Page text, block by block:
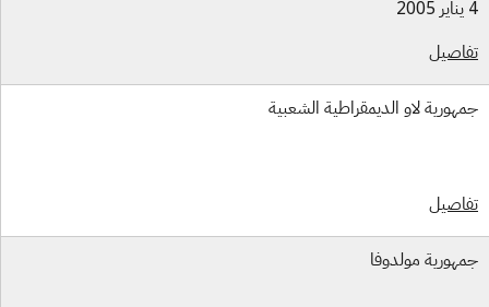
لاو الديمقراطية الشعبية
مولدوفا